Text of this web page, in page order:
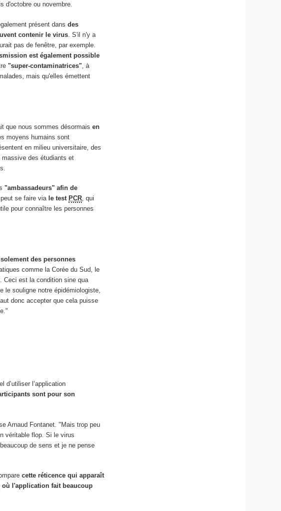
d'octobre ou novembre.
présent dansdes
contenir le virus . S'il n'y a
pas de fenêtre, par exemple.
est également possible
"super-contaminatrices" , à
mais qu'elles émettent
que nous sommes désormaisen
moyens humains sont
en milieu universitaire, des
des étudiants et
"ambassadeurs" afin de
se faire via le test PCR, qui
pour connaître les personnes
des personnes
comme la Corée du Sud, le
Ceci est la condition sine qua
le souligne notre épidémiologiste,
donc accepter que cela puisse
d’utiliser l’application
sont pour son
Arnaud Fontanet. "Mais trop peu
véritable flop. Si le virus
de sens et je ne pense
cette réticence qui apparaît
où l'application fait beaucoup